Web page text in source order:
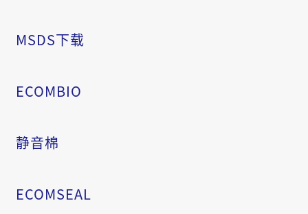
MSDS下载
ECOMBIO
静音棉
ECOMSEAL